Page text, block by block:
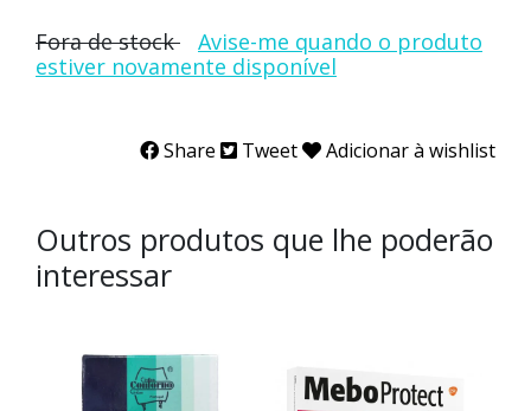
Fora de stock
Avise-me quando o produto
estiver novamente disponível
Share Tweet Adicionar à wishlist
Outros produtos que lhe poderão
interessar